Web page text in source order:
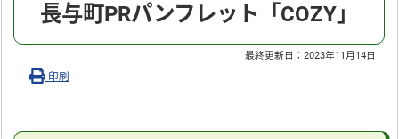
長与町PRパンフレット「COZY」
最終更新日：2023年11月14日
印刷